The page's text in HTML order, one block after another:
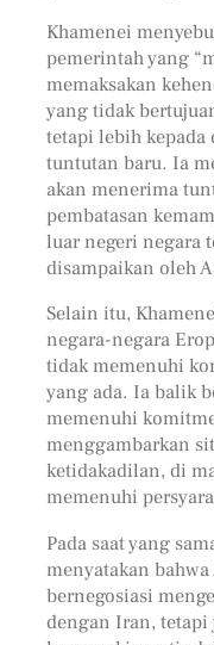
Khamenei
pemerintah yang
memaksakan
yang tidak
tetapi lebih kepada
tuntutan baru. Ia
akan menerima
pembatasan
luar negeri negara
disampaikan oleh
Selain itu,
negara-negara
tidak memenuhi
yang ada. Ia balik
memenuhi
menggambarkan
ketidakadilan, di
memenuhi
Pada saat yang
menyatakan
bernegosiasi
dengan Iran, tetapi